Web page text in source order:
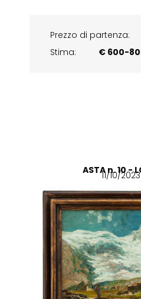
Prezzo di partenza:
Stima:
€ 600-
ASTA n. 10 -
11/10/2023